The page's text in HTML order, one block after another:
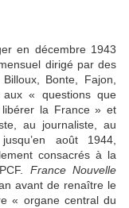
en décembre 1943
dirigé par des
Bonte, Fajon,
aux « questions que
la France » et
au journaliste, au
août 1944,
consacrés à la
France Nouvelle
avant de renaître le
« organe central du